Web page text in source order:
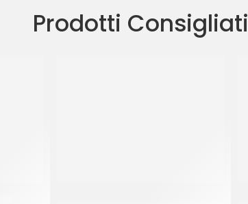
Prodotti Consigliati